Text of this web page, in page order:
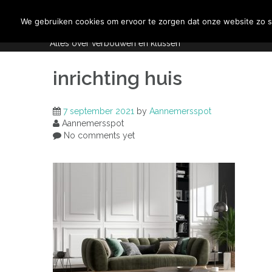
Aannemersspot
Alles over verbouwen en klussen
inrichting huis
7 september 2021 by Aannemersspot
Aannemersspot
No comments yet
We gebruiken cookies om ervoor te zorgen dat onze website